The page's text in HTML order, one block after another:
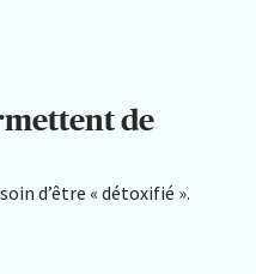
de
d’être « détoxifié ».